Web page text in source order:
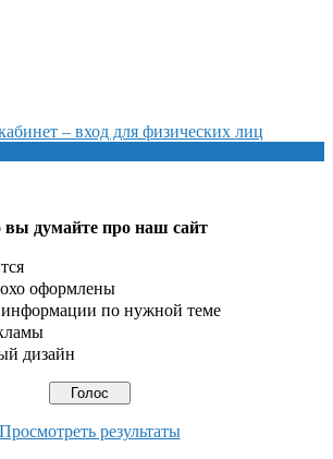
– вход для физических лиц
вы думайте про наш сайт
оформлены
по нужной теме
дизайн
Просмотреть результаты